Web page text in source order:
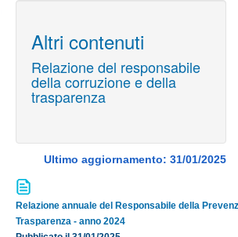
Altri contenuti
Relazione del responsabile
della corruzione e della
trasparenza
Ultimo aggiornamento: 31/01/2025
Relazione annuale del Responsabile della
Trasparenza - anno 2024